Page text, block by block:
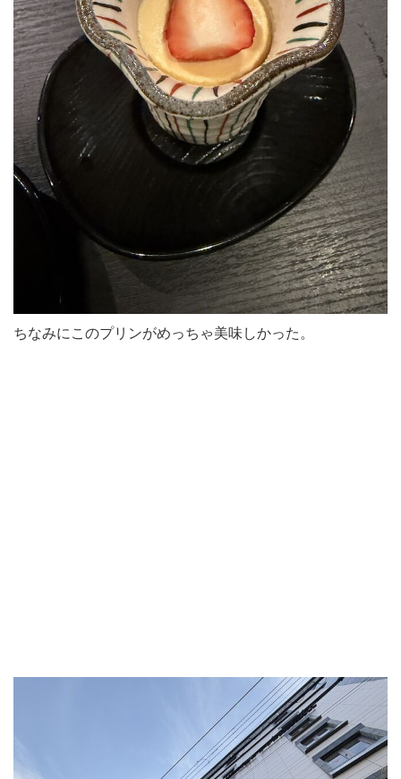
ちなみにこのプリンがめっちゃ美味しかった。